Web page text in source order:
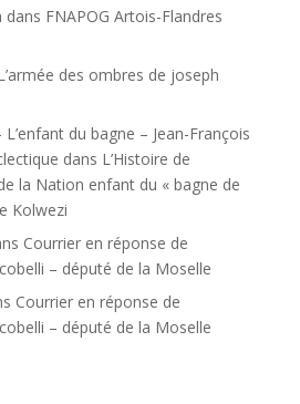
dans FNAPOG Artois-Flandres
des ombres de joseph
du bagne – Jean-François
dans L’Histoire de
la Nation enfant du « bagne de
Kolwezi
Courrier en réponse de
– député de la Moselle
Courrier en réponse de
– député de la Moselle